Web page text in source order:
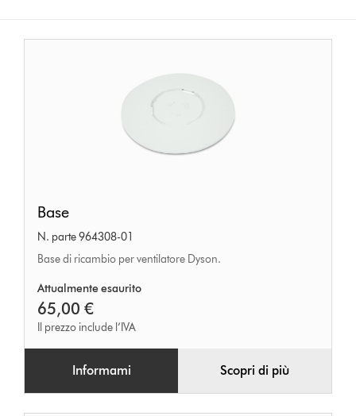
Base
N. parte 964308-01
Base di ricambio per ventilatore Dyson.
Attualmente esaurito
65,00 €
Il prezzo include l’IVA
Informami Scopri di più